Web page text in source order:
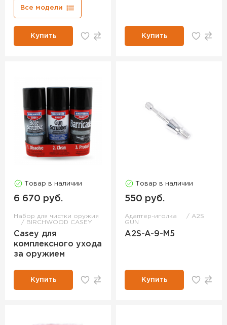
Все модели
Купить Купить
Товар в наличии
6 670 руб.
Набор для чистки оружия
BIRCHWOOD CASEY
Casey для
комплексного ухода
за оружием
Купить
Товар в наличии
550 руб.
Адаптер-иголка
A2S
GUN
A2S-A-9-M5
Купить